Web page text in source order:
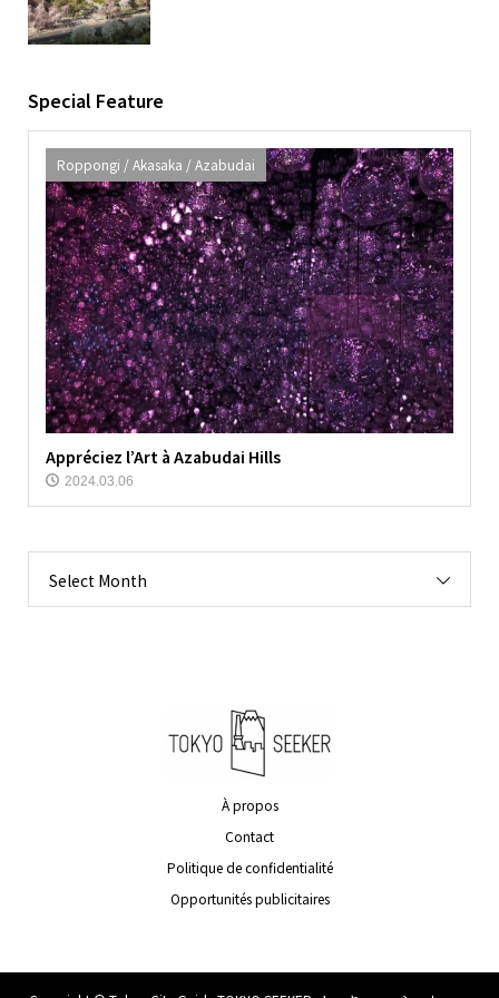
Azabudai
Special Feature
Roppongi / Akasaka / Azabudai
Appréciez l’Art à Azabudai Hills
2024.03.06
Select Month
À propos
Contact
Politique de confidentialité
Opportunités publicitaires